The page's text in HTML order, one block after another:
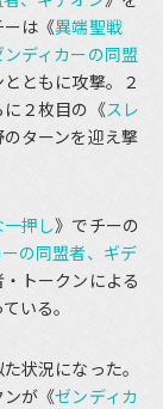
は《異端聖戦
ンディカーの同盟
ともに攻撃。２
２枚目の《スレ
ターンを迎え撃
押し》でチーの
の同盟者、ギデ
トークンによる
いる。
状況になった。
が《ゼンディカ